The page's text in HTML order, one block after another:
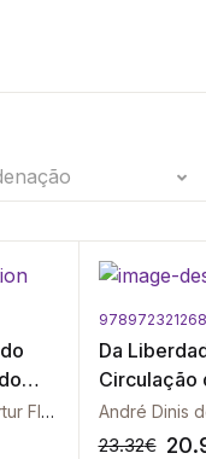
e Daniela Mirante | Artur Flamínio da Silva
Da
Circulação
Europeia
André Dinis
23.32€